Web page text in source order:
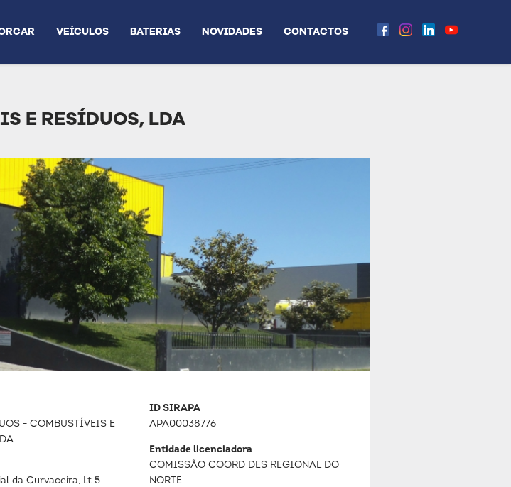
VEÍCULOS BATERIAS NOVIDADES CONTACTOS
E RESÍDUOS, LDA
- COMBUSTÍVEIS E
da Curvaceira, Lt 5
ID SIRAPA
APA00038776
Entidade licenciadora
COMISSÃO COORD DES REGIONAL DO
NORTE